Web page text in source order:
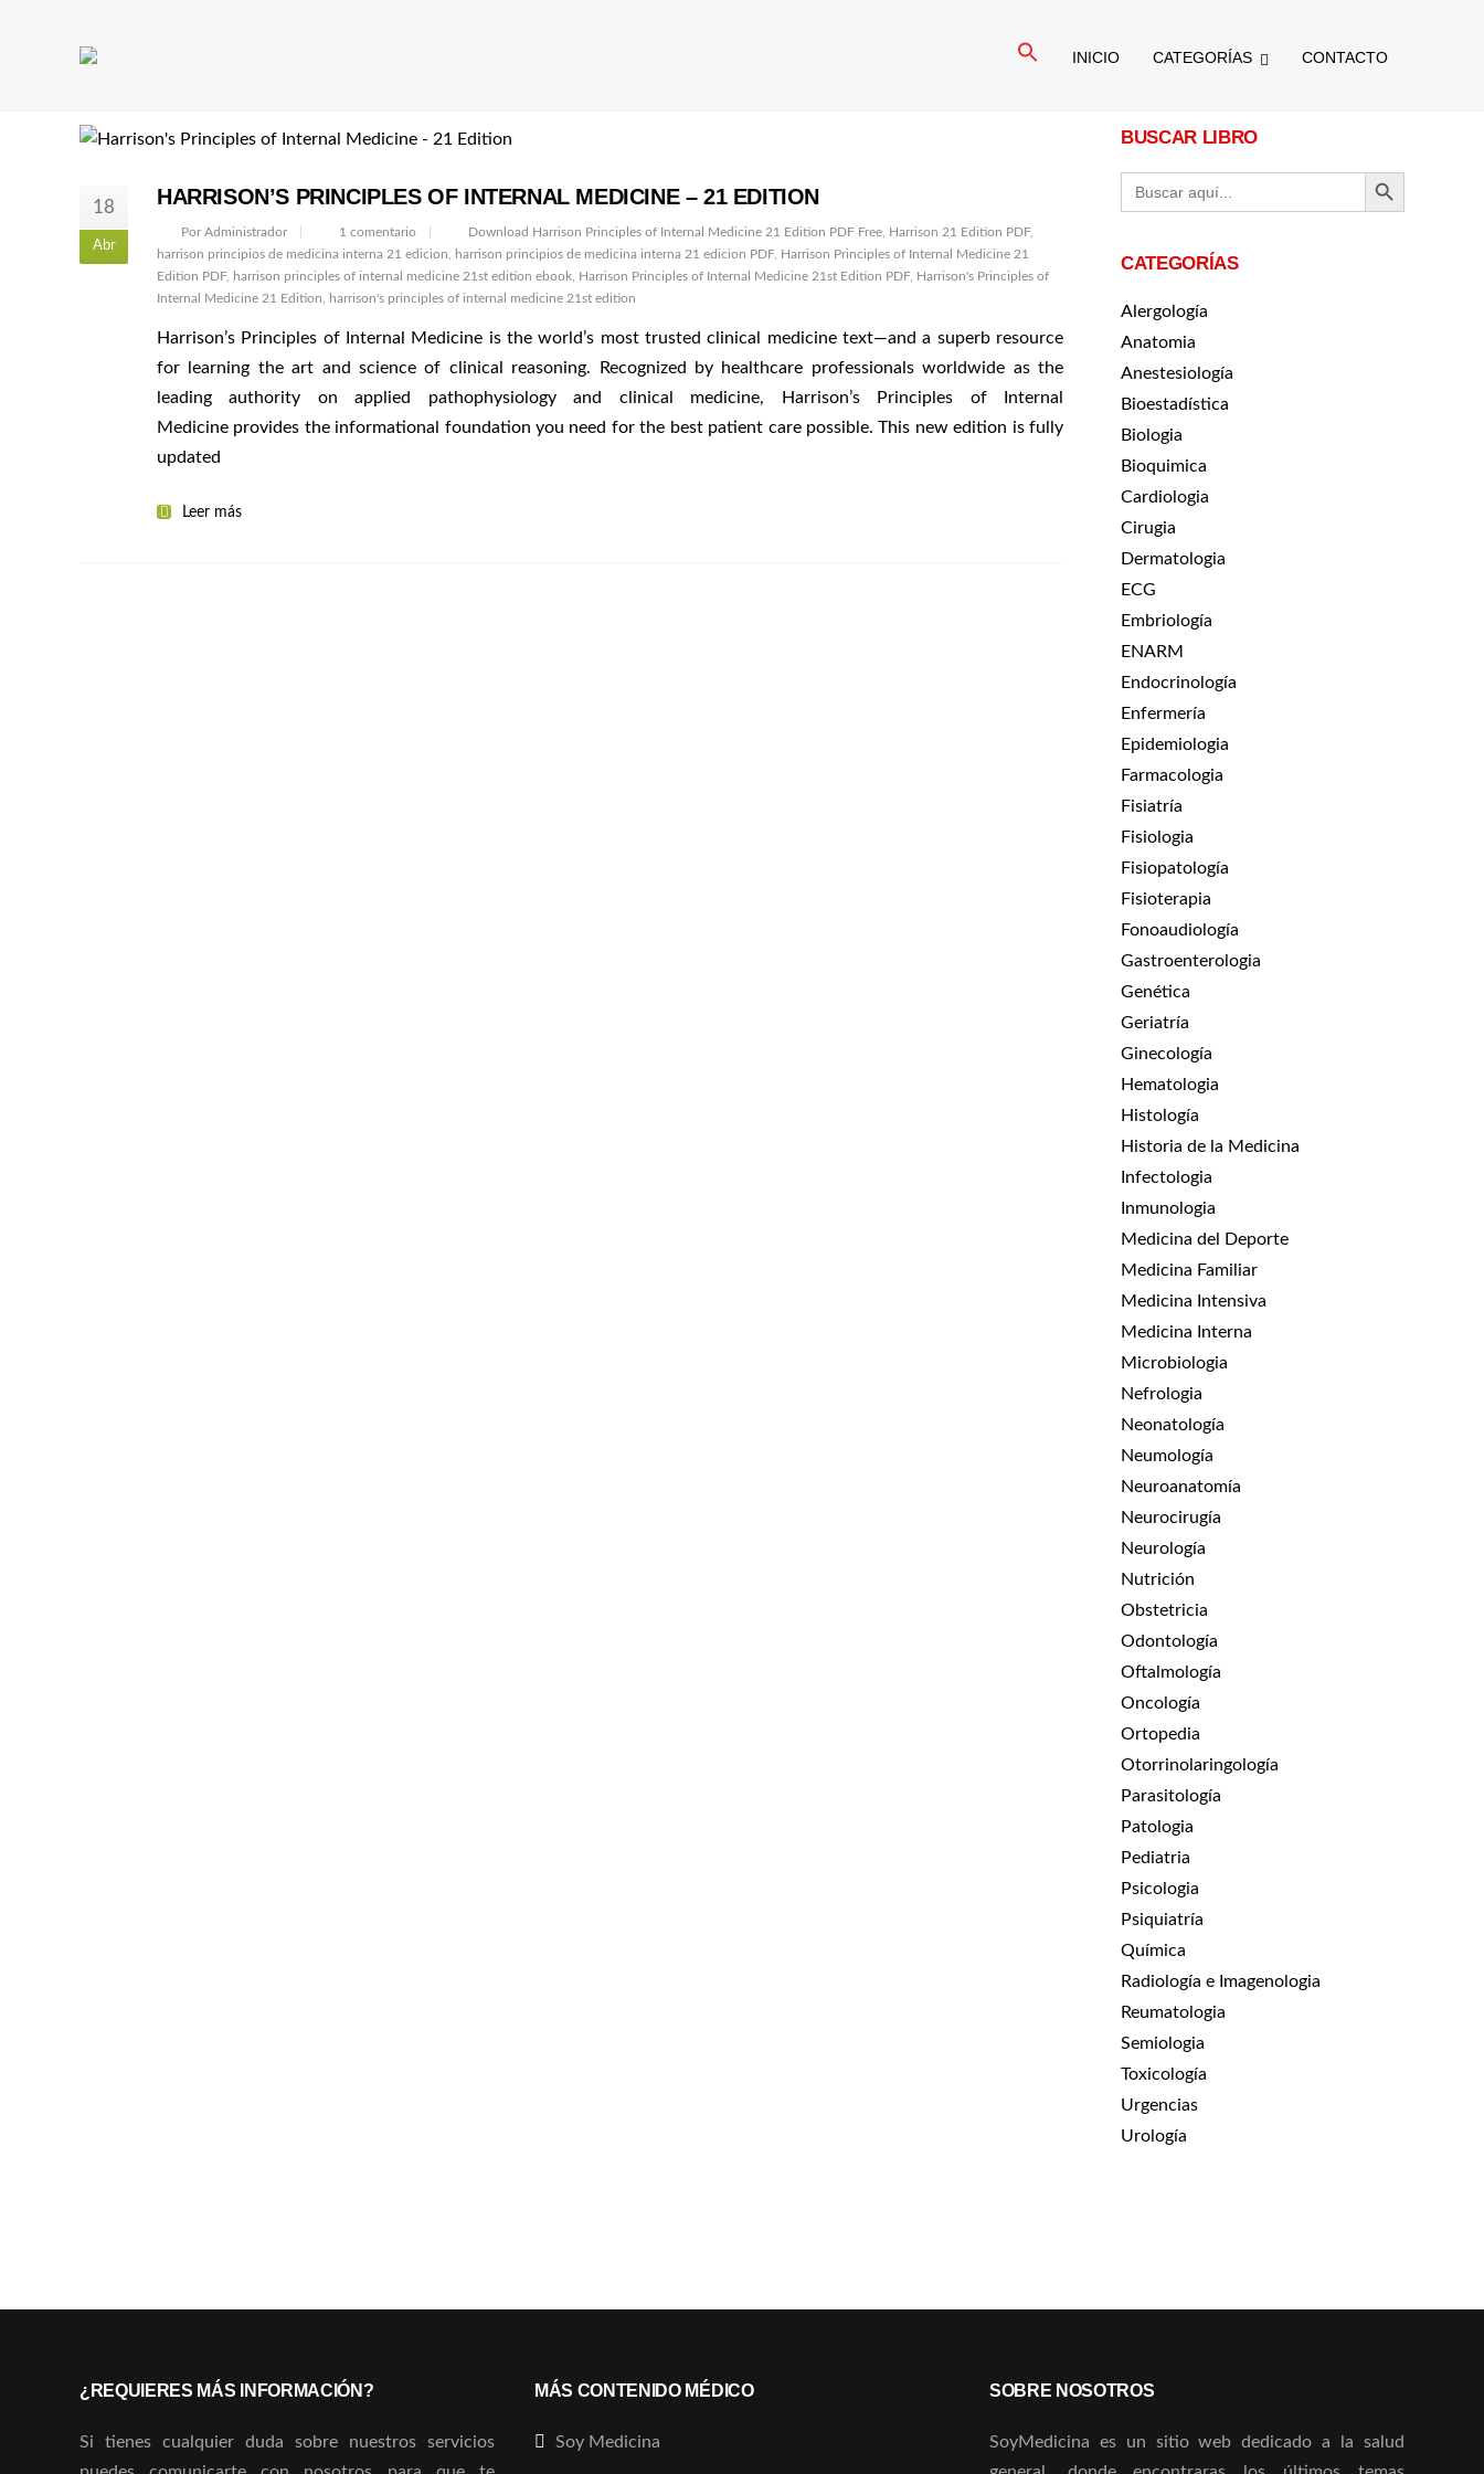
INICIO CATEGORÍAS CONTACTO
18
Abr
HARRISON’S PRINCIPLES OF INTERNAL MEDICINE – 21 EDITION
Por Administrador 1 comentario Download Harrison Principles of Internal Medicine 21 Edition PDF Free Harrison 21 Edition PDF,
harrison principios de medicina interna 21 edicion
harrison principios de medicina interna 21 edicion PDF, Harrison Principles of Internal Medicine 21
Edition PDF, harrison principles of internal medicine 21st edition ebook Harrison Principles of Internal Medicine 21st Edition PDF, Harrison's Principles of
Internal Medicine 21 Edition
harrison's principles of internal medicine 21st edition
Harrison’s Principles of Internal Medicine is the world’s most trusted clinical medicine text―and a superb resource
for learning the art and science of clinical reasoning. Recognized by healthcare professionals worldwide as the
leading authority on applied pathophysiology and clinical medicine, Harrison’s Principles of Internal
Medicine provides the informational foundation you need for the best patient care possible. This new edition is fully
updated
Leer más
BUSCAR LIBRO
BOTÓN DE
CATEGORÍAS
Alergología
Anatomia
Anestesiología
Bioestadística
Biologia
Bioquimica
Cardiologia
Cirugia
Dermatologia
ECG
Embriología
ENARM
Endocrinología
Enfermería
Epidemiologia
Farmacologia
Fisiatría
Fisiologia
Fisiopatología
Fisioterapia
Fonoaudiología
Gastroenterologia
Genética
Geriatría
Ginecología
Hematologia
Histología
Historia de la Medicina
Infectologia
Inmunologia
Medicina del Deporte
Medicina Familiar
Medicina Intensiva
Medicina Interna
Microbiologia
Nefrologia
Neonatología
Neumología
Neuroanatomía
Neurocirugía
Neurología
Nutrición
Obstetricia
Odontología
Oftalmología
Oncología
Ortopedia
Otorrinolaringología
Parasitología
Patologia
Pediatria
Psicologia
Psiquiatría
Química
Radiología e Imagenologia
Reumatologia
Semiologia
Toxicología
Urgencias
Urología
¿REQUIERES MÁS INFORMACIÓN?
Si tienes cualquier duda sobre nuestros servicios
MÁS CONTENIDO MÉDICO
Soy Medicina
SOBRE NOSOTROS
SoyMedicina es un sitio web dedicado a la salud